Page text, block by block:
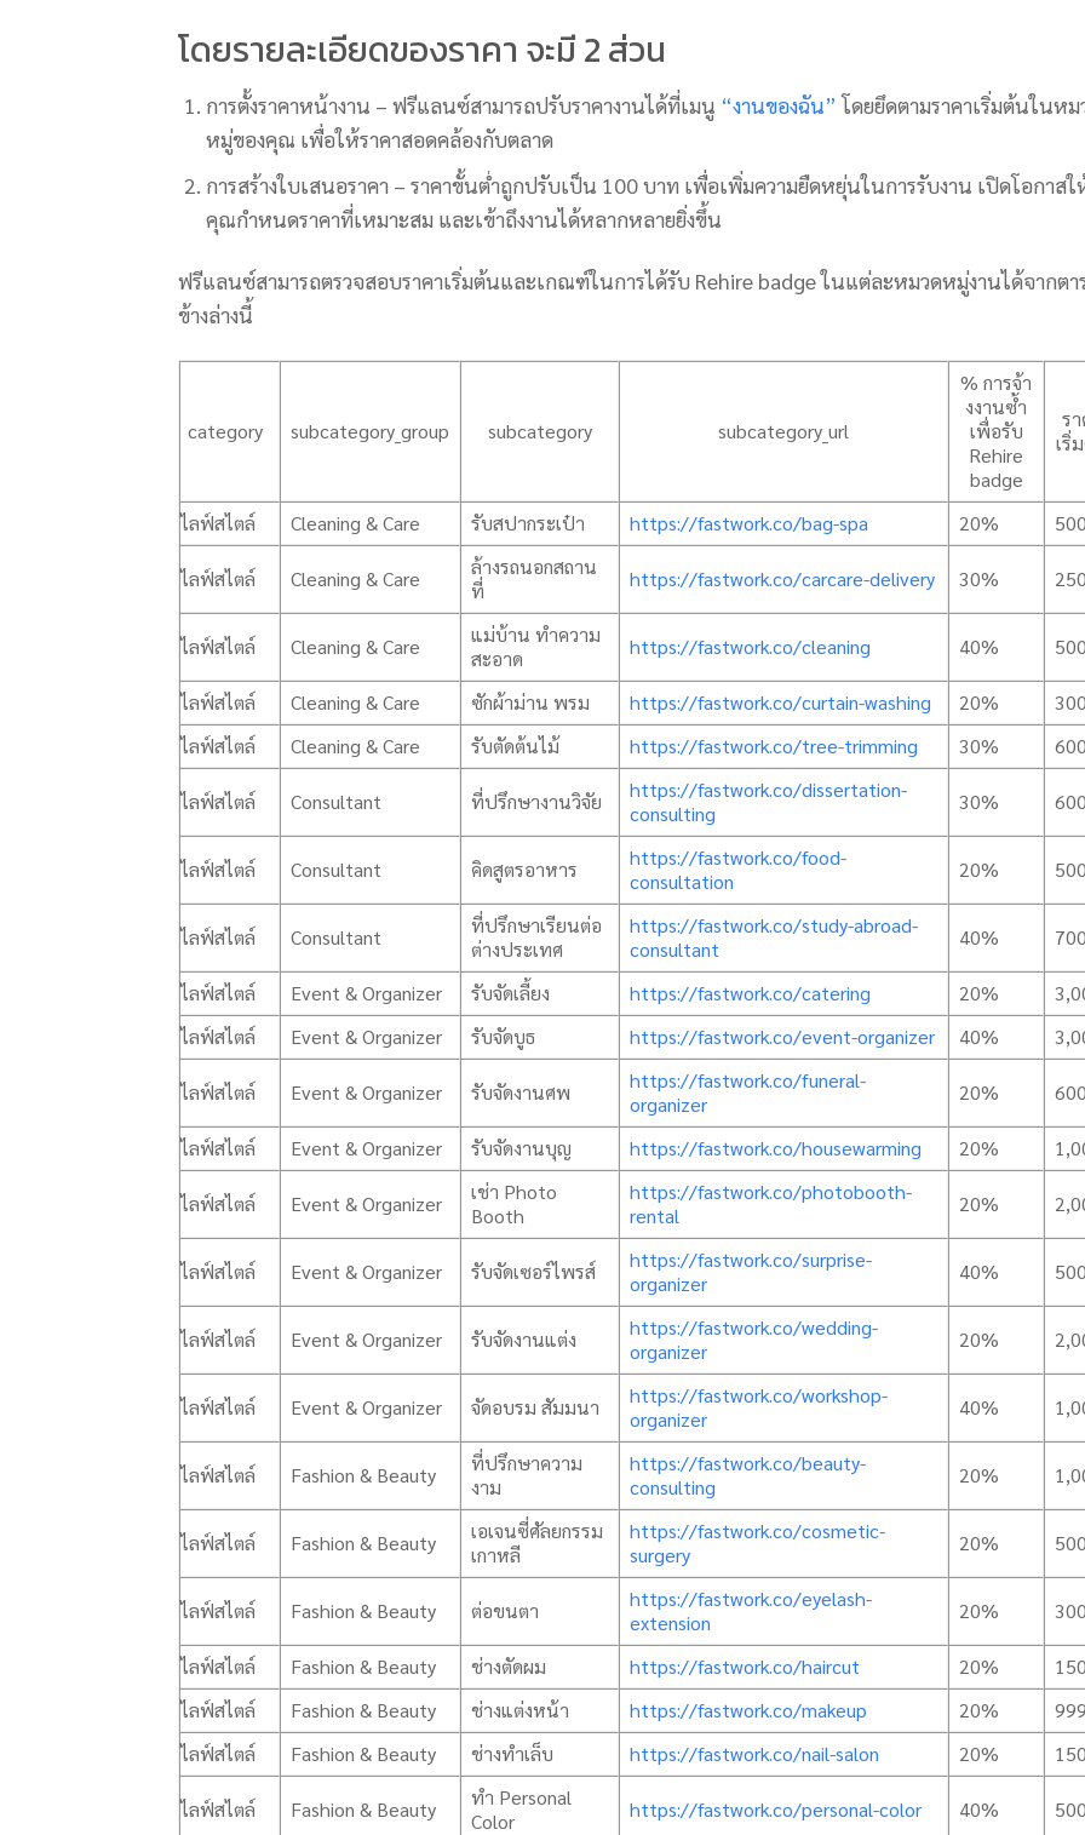
โดยรายละเอียดของราคา จะมี 2 ส่วน
การตั้งราคาหน้างาน – ฟรีแลนซ์สามารถปรับราคางานได้ที่เมนู “งานของฉัน” โดยยึดตามราคาเริ่มต้นในหม
หมู่ของคุณ เพื่อให้ราคาสอดคล้องกับตลาด
การสร้างใบเสนอราคา – ราคาขั้นต่ำถูกปรับเป็น 100 บาท เพื่อเพิ่มความยืดหยุ่นในการรับงาน เปิดโอกาสใ
คุณกำหนดราคาที่เหมาะสม และเข้าถึงงานได้หลากหลายยิ่งขึ้น
ฟรีแลนซ์สามารถตรวจสอบราคาเริ่มต้นและเกณฑ์ในการได้รับ Rehire badge ในแต่ละหมวดหมู่งานได้จากตา
ข้างล่างนี้
category subcategory_group subcategory subcategory_url
% การจ้า
งงานซํ้า
เพื่อรับ
Rehire
badge
ร
เริ่
ไลฟ์สไตล์ Cleaning & Care รับสปากระเป๋า https://fastwork.co/bag-spa 20% 500
ไลฟ์สไตล์ Cleaning & Care
ล้างรถนอกสถาน
ที่
https://fastwork.co/carcare-delivery 30% 250
ไลฟ์สไตล์ Cleaning & Care
แม่บ้าน ทำความ
สะอาด
https://fastwork.co/cleaning 40% 500
ไลฟ์สไตล์ Cleaning & Care ซักผ้าม่าน พรม https://fastwork.co/curtain-washing 20%
300
ไลฟ์สไตล์
Cleaning & Care รับตัดต้นไม้ https://fastwork.co/tree-trimming 30% 600
ไลฟ์สไตล์ Consultant ที่ปรึกษางานวิจัย
https://fastwork.co/dissertation-
consulting
30% 600
ไลฟ์สไตล์ Consultant คิดสูตรอาหาร
https://fastwork.co/food-
consultation
20% 500
ไลฟ์สไตล์ Consultant
ที่ปรึกษาเรียนต่อ
ต่างประเทศ
https://fastwork.co/study-abroad-
consultant
40% 700
ไลฟ์สไตล์ Event & Organizer รับจัดเลี้ยง https://fastwork.co/catering 20%
ไลฟ์สไตล์
Event & Organizer รับจัดบูธ https://fastwork.co/event-organizer 40%
ไลฟ์สไตล์ Event & Organizer รับจัดงานศพ
https://fastwork.co/funeral-
organizer
20% 600
ไลฟ์สไตล์ Event & Organizer รับจัดงานบุญ https://fastwork.co/housewarming 20%
ไลฟ์สไตล์ Event & Organizer
เช่า Photo
Booth
https://fastwork.co/photobooth-
rental
20%
ไลฟ์สไตล์ Event & Organizer รับจัดเซอร์ไพรส์
https://fastwork.co/surprise-
organizer
40% 500
ไลฟ์สไตล์ Event & Organizer รับจัดงานแต่ง
https://fastwork.co/wedding-
organizer
20%
ไลฟ์สไตล์ Event & Organizer จัดอบรม สัมมนา
https://fastwork.co/workshop-
organizer
40%
ไลฟ์สไตล์ Fashion & Beauty
ที่ปรึกษาความ
งาม
https://fastwork.co/beauty-
consulting
20%
ไลฟ์สไตล์ Fashion & Beauty
เอเจนซี่ศัลยกรรม
เกาหลี
https://fastwork.co/cosmetic-
surgery
20% 500
ไลฟ์สไตล์ Fashion & Beauty ต่อขนตา
https://fastwork.co/eyelash-
extension
20% 300
ไลฟ์สไตล์ Fashion & Beauty ช่างตัดผม https://fastwork.co/haircut 20%
150
ไลฟ์สไตล์
Fashion & Beauty ช่างแต่งหน้า https://fastwork.co/makeup 20%
999
ไลฟ์สไตล์
Fashion & Beauty ช่างทำเล็บ https://fastwork.co/nail-salon 20% 150
ไลฟ์สไตล์ Fashion & Beauty
ทำ Personal
Color
https://fastwork.co/personal-color 40% 500